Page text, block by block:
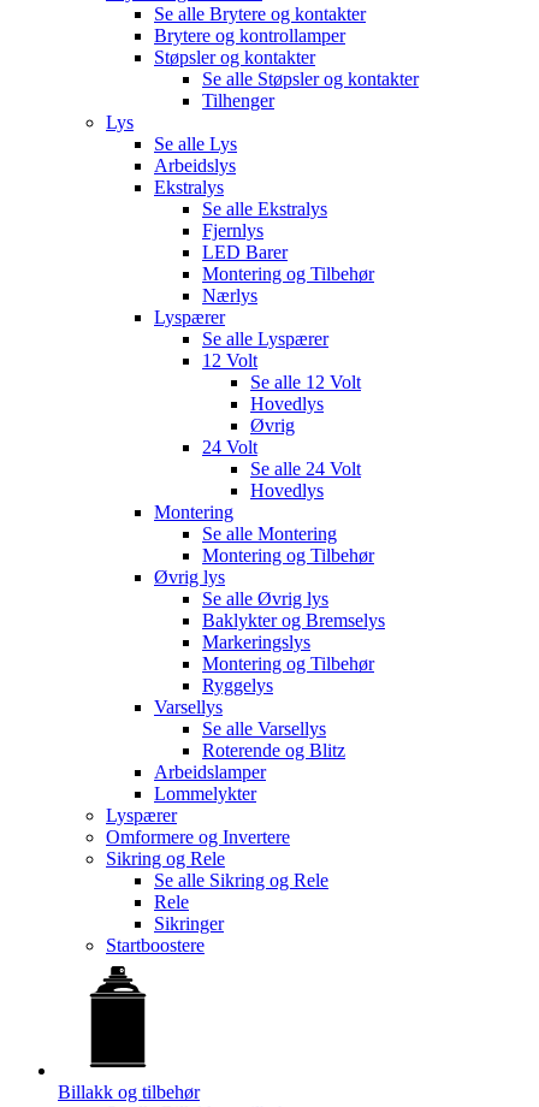
Se alle Brytere og kontakter
Brytere og kontrollamper
Støpsler og kontakter
Se alle Støpsler og kontakter
Tilhenger
Lys
Se alle Lys
Arbeidslys
Ekstralys
Se alle Ekstralys
Fjernlys
LED Barer
Montering og Tilbehør
Nærlys
Lyspærer
Se alle Lyspærer
12 Volt
Se alle 12 Volt
Hovedlys
Øvrig
24 Volt
Se alle 24 Volt
Hovedlys
Montering
Se alle Montering
Montering og Tilbehør
Øvrig lys
Se alle Øvrig lys
Baklykter og Bremselys
Markeringslys
Montering og Tilbehør
Ryggelys
Varsellys
Se alle Varsellys
Roterende og Blitz
Arbeidslamper
Lommelykter
Lyspærer
Omformere og Invertere
Sikring og Rele
Se alle Sikring og Rele
Rele
Sikringer
Startboostere
Billakk og tilbehør